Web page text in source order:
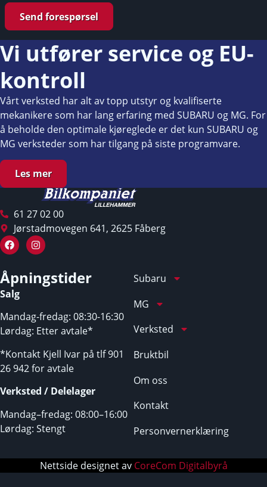
Send forespørsel
Vi utfører service og EU-
kontroll
Vårt verksted har alt av topp utstyr og kvalifiserte
mekanikere som har lang erfaring med SUBARU og MG. For
å beholde den optimale kjøreglede er det kun SUBARU og
MG verksteder som har tilgang på siste programvare.
Les mer
61 27 02 00
Jørstadmovegen 641, 2625 Fåberg
Åpningstider
Salg
Mandag-fredag: 08:30-16:30
Lørdag: Etter avtale*
*Kontakt Kjell Ivar på tlf 901
26 942 for avtale
Verksted / Delelager
Mandag–fredag: 08:00–16:00
Lørdag: Stengt
Subaru
MG
Verksted
Bruktbil
Om oss
Kontakt
Personvernerklæring
Nettside designet av CoreCom Digitalbyrå